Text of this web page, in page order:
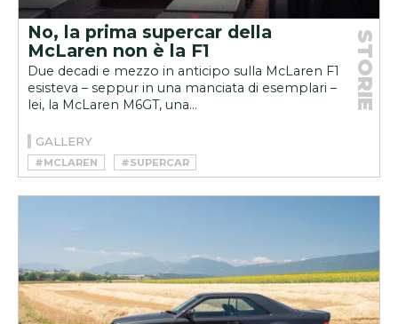
No, la prima supercar della
McLaren non è la F1
Due decadi e mezzo in anticipo sulla McLaren F1
esisteva – seppur in una manciata di esemplari –
lei, la McLaren M6GT, una...
STORIE
GALLERY
#MCLAREN #SUPERCAR